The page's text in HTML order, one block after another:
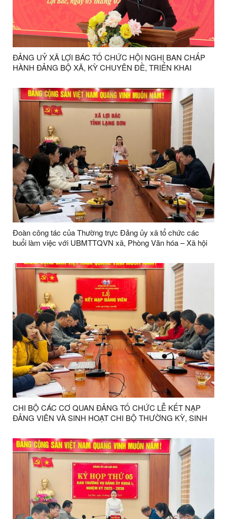
ĐẢNG UỶ XÃ LỢI BÁC TỔ CHỨC HỘI NGHỊ BAN CHẤP
HÀNH ĐẢNG BỘ XÃ, KỲ CHUYÊN ĐỀ, TRIỂN KHAI
BÍNH NGỌ NĂM 2026
Đoàn công tác của Thường trực Đảng ủy xã tổ chức các
buổi làm việc với UBMTTQVN xã, Phòng Văn hóa – Xã hội
CHI BỘ CÁC CƠ QUAN ĐẢNG TỔ CHỨC LỄ KẾT NẠP
ĐẢNG VIÊN VÀ SINH HOẠT CHI BỘ THƯỜNG KỲ, SINH
HỌC TẬP KỸ NĂNG SỐ